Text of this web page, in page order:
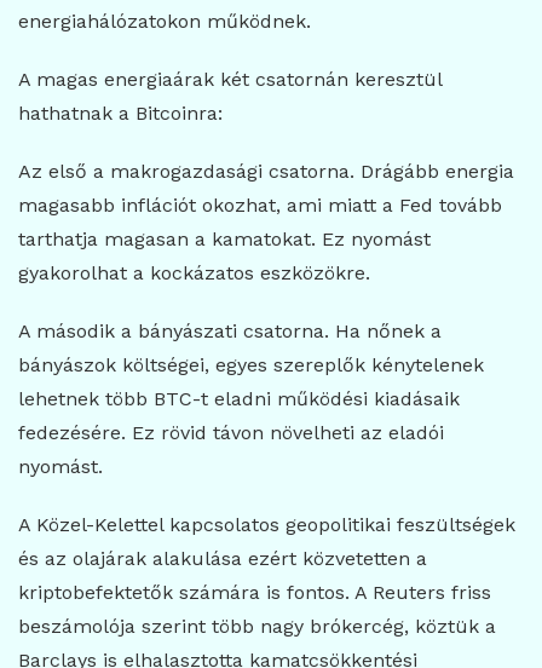
energiahálózatokon működnek.
A magas energiaárak két csatornán keresztül
hathatnak a Bitcoinra:
Az első a makrogazdasági csatorna. Drágább energia
magasabb inflációt okozhat, ami miatt a Fed tovább
tarthatja magasan a kamatokat. Ez nyomást
gyakorolhat a kockázatos eszközökre.
A második a bányászati csatorna. Ha nőnek a
bányászok költségei, egyes szereplők kénytelenek
lehetnek több BTC-t eladni működési kiadásaik
fedezésére. Ez rövid távon növelheti az eladói
nyomást.
A Közel-Kelettel kapcsolatos geopolitikai feszültségek
és az olajárak alakulása ezért közvetetten a
kriptobefektetők számára is fontos. A Reuters friss
beszámolója szerint több nagy brókercég, köztük a
Barclays is elhalasztotta kamatcsökkentési